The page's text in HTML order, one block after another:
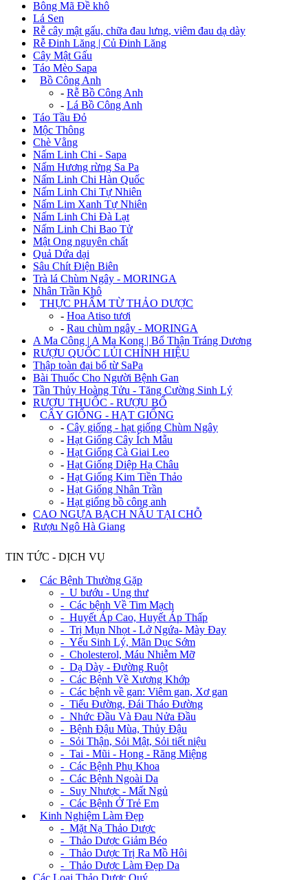
Bông Mã Đề khô
Lá Sen
Rễ cây mật gấu, chữa đau lưng, viêm đau dạ dày
Rễ Đinh Lăng | Củ Đinh Lăng
Cây Mật Gấu
Táo Mèo Sapa
Bồ Công Anh
- Rễ Bồ Công Anh
- Lá Bồ Công Anh
Táo Tầu Đỏ
Mộc Thông
Chè Vằng
Nấm Linh Chi - Sapa
Nấm Hương rừng Sa Pa
Nấm Linh Chi Hàn Quốc
Nấm Linh Chi Tự Nhiên
Nấm Lim Xanh Tự Nhiên
Nấm Linh Chi Đà Lạt
Nấm Linh Chi Bao Tử
Mật Ong nguyên chất
Quả Dứa dại
Sâu Chít Điện Biên
Trà lá Chùm Ngây - MORINGA
Nhân Trần Khô
THỰC PHẨM TỪ THẢO DƯỢC
- Hoa Atiso tươi
- Rau chùm ngây - MORINGA
A Ma Công | A Ma Kong | Bổ Thận Tráng Dương
RƯỢU QUỐC LỦI CHÍNH HIỆU
Thập toàn đại bổ từ SaPa
Bài Thuốc Cho Người Bệnh Gan
Tần Thủy Hoàng Tửu - Tăng Cường Sinh Lý
RƯỢU THUỐC - RƯỢU BỔ
CÂY GIỐNG - HẠT GIỐNG
- Cây giống - hạt giống Chùm Ngây
- Hạt Giống Cây Ích Mẫu
- Hạt Giống Cà Giai Leo
- Hạt Giống Diệp Hạ Châu
- Hạt Giống Kim Tiền Thảo
- Hạt Giống Nhân Trần
- Hạt giống bồ công anh
CAO NGỰA BẠCH NẤU TẠI CHỖ
Rượu Ngô Hà Giang
TIN TỨC - DỊCH VỤ
Các Bệnh Thường Gặp
- U bướu - Ung thư
- Các bệnh Về Tim Mạch
- Huyết Áp Cao, Huyết Áp Thấp
- Trị Mụn Nhọt - Lở Ngứa- Mày Đay
- Yếu Sinh Lý, Mãn Dục Sớm
- Cholesterol, Máu Nhiễm Mỡ
- Dạ Dày - Đường Ruột
- Các Bệnh Về Xương Khớp
- Các bệnh về gan: Viêm gan, Xơ gan
- Tiểu Đường, Đái Tháo Đường
- Nhức Đầu Và Đau Nửa Đầu
- Bệnh Đậu Mùa, Thủy Đậu
- Sỏi Thận, Sỏi Mật, Sỏi tiết niệu
- Tai - Mũi - Họng - Răng Miệng
- Các Bệnh Phụ Khoa
- Các Bệnh Ngoài Da
- Suy Nhược - Mất Ngủ
- Các Bệnh Ở Trẻ Em
Kinh Nghiệm Làm Đẹp
- Mặt Nạ Thảo Dược
- Thảo Dược Giảm Béo
- Thảo Dược Trị Ra Mồ Hôi
- Thảo Dược Làm Đẹp Da
Các Loại Thảo Dược Quý